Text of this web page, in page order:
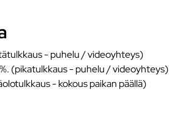
- puhelu / videoyhteys)
(pikatulkkaus - puhelu / videoyhteys)
- kokous paikan päällä)